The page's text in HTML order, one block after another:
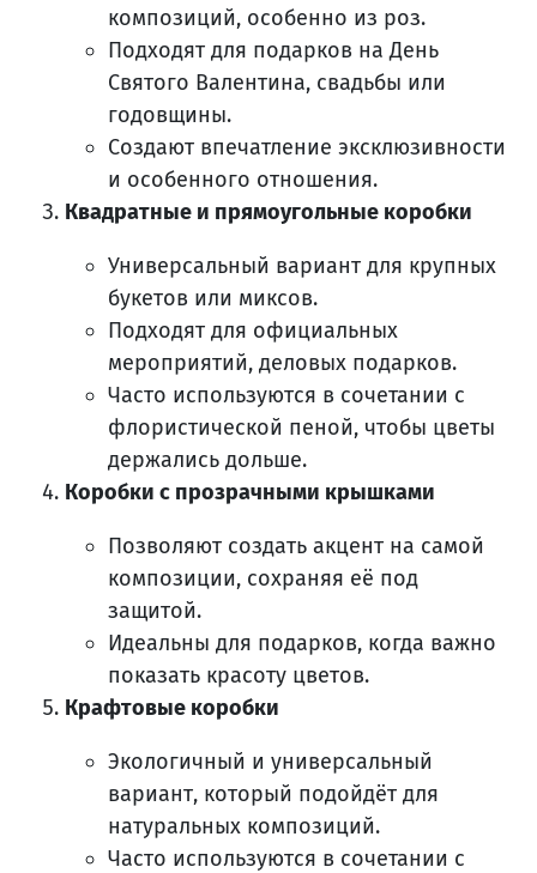
композиций, особенно из роз.
Подходят для подарков на День
Святого Валентина, свадьбы или
годовщины.
Создают впечатление эксклюзивности
и особенного отношения.
Квадратные и прямоугольные коробки
Универсальный вариант для крупных
букетов или миксов.
Подходят для официальных
мероприятий, деловых подарков.
Часто используются в сочетании с
флористической пеной, чтобы цветы
держались дольше.
Коробки с прозрачными крышками
Позволяют создать акцент на самой
композиции, сохраняя её под
защитой.
Идеальны для подарков, когда важно
показать красоту цветов.
Крафтовые коробки
Экологичный и универсальный
вариант, который подойдёт для
натуральных композиций.
Часто используются в сочетании с